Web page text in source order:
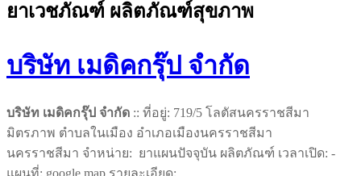
ยาเวชภัณฑ์ ผลิตภัณฑ์สุขภาพ
บริษัท เมดิคกรุ๊ป จำกัด
บริษัท เมดิคกรุ๊ป จำกัด :: ที่อยู่: 719/5 โลตัสนครราชสีมา
มิตรภาพ ตำบลในเมือง อำเภอเมืองนครราชสีมา
นครราชสีมา จำหน่าย: ยาแผนปัจจุบัน ผลิตภัณฑ์ เวลาเปิด: -
แผนที่: google map รายละเอียด: